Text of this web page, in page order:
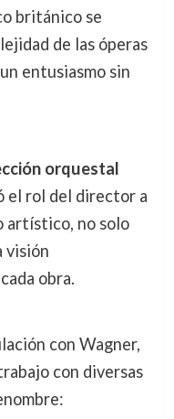
británico se
de las óperas
entusiasmo sin
orquestal
el rol del director a
artístico, no solo
visión
obra.
con Wagner,
con diversas